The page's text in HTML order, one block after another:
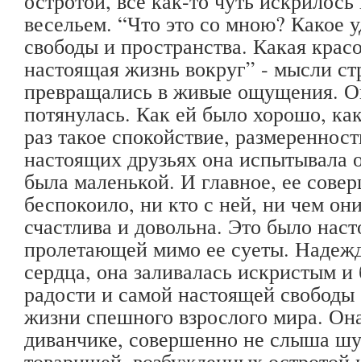
весельем. “Что это со мною? Какое
свободы и пространства. Какая
настоящая жизнь вокруг” - мысли
превращались в живые ощущения.
потянулась. Как ей было хорошо,
раз такое спокойствие,
настоящих друзьях она испытывала
была маленькой. И главное, ее
беспокоило, ни кто с ней, ни чем
счастлива и довольна. Это было
пролетающей мимо ее суеты.
сердца, она заливалась искристым
радости и самой настоящей свободы
жизни спешного взрослого мира.
диванчике, совершенно не слыша